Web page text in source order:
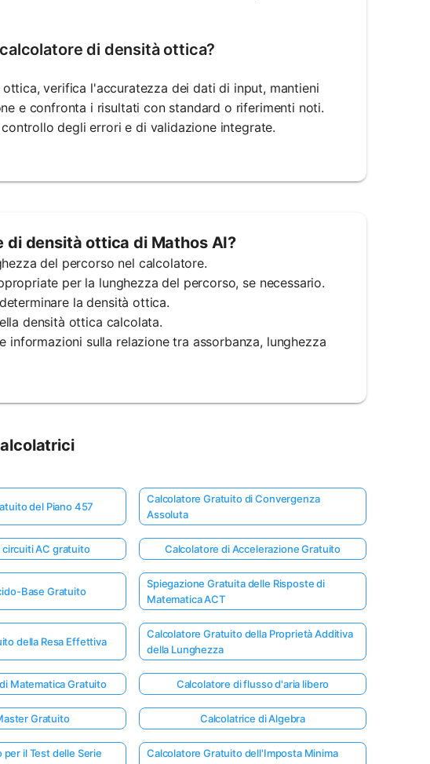
di densità ottica?
verifica l'accuratezza dei dati di input, mantieni
e confronta i risultati con standard o riferimenti noti.
degli errori e di validazione integrate.
di densità ottica di Mathos AI?
del percorso nel calcolatore.
per la lunghezza del percorso, se necessario.
la densità ottica.
densità ottica calcolata.
sulla relazione tra assorbanza, lunghezza
del Piano 457
Calcolatore Gratuito di Convergenza
Assoluta
AC gratuito Calcolatore di Accelerazione Gratuito
Base Gratuito
Spiegazione Gratuita delle Risposte di
Matematica ACT
della Resa Effettiva
Calcolatore Gratuito della Proprietà Additiva
della Lunghezza
Matematica Gratuito Calcolatore di flusso d'aria libero
Gratuito Calcolatrice di Algebra
il Test delle Serie
Calcolatore Gratuito dell'Imposta Minima